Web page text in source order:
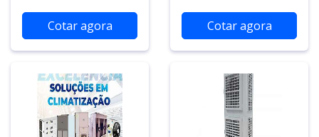
Cotar agora Cotar agora